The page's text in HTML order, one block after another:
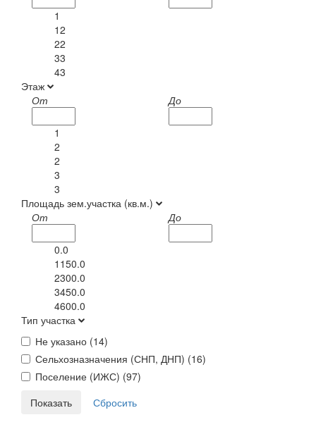
1
12
22
33
43
Этаж
От
До
1
2
2
3
3
Площадь зем.участка (кв.м.)
От
До
0.0
1150.0
2300.0
3450.0
4600.0
Тип участка
Не указано (14)
Сельхозназначения (СНП, ДНП) (16)
Поселение (ИЖС) (97)